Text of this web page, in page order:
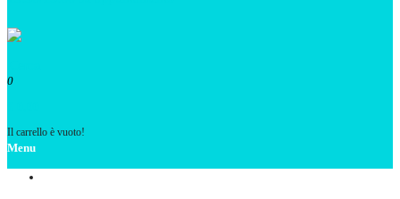
0
Il carrello è vuoto!
Menu